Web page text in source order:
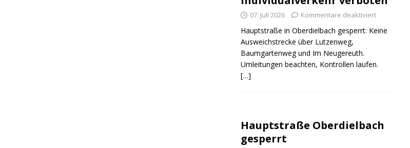
07. Juli 2026 Kommentare deaktiviert
Hauptstraße in Oberdielbach gesperrt: Keine
Ausweichstrecke über Lutzenweg,
Baumgartenweg und Im Neugereuth.
Umleitungen beachten, Kontrollen laufen.
[…]
Hauptstraße Oberdielbach
gesperrt